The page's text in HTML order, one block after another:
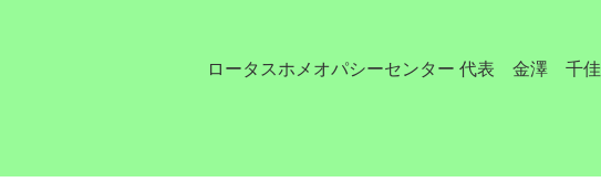
ロータスホメオパシーセンター 代表 金澤 千佳